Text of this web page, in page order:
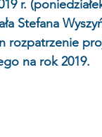
r.
Stefana
na rok 2019.